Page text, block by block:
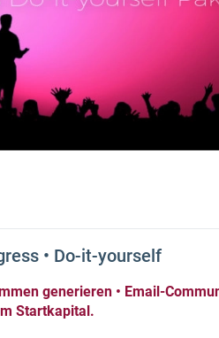
• Do-it-yourself
generieren • Email-
Startkapital.